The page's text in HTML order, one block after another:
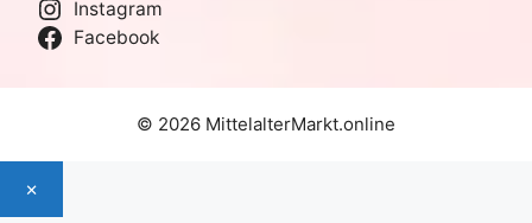
Instagram
Facebook
© 2026 MittelalterMarkt.online
×